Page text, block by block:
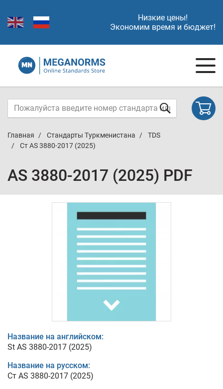
Низкие цены!
Экономим время и бюджет!
Главная Стандарты Туркменистана
TDS
Ст AS 3880-2017 (2025)
AS 3880-2017 (2025) PDF
Название на английском:
St AS 3880-2017 (2025)
Название на русском:
Ст AS 3880-2017 (2025)